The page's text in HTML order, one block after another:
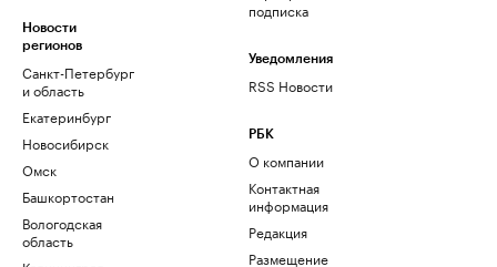
Новости
регионов
Санкт-Петербург
и область
Екатеринбург
Новосибирск
Омск
Башкортостан
Вологодская
область
подписка
Уведомления
RSS Новости
РБК
О компании
Контактная
информация
Редакция
Размещение